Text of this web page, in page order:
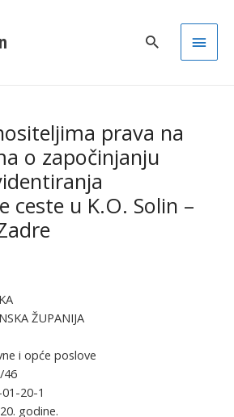
Main
prava na
o započinjanju
ceste u K.O. Solin –
ŽUPANIJA
i opće poslove
46
20-1
godine.